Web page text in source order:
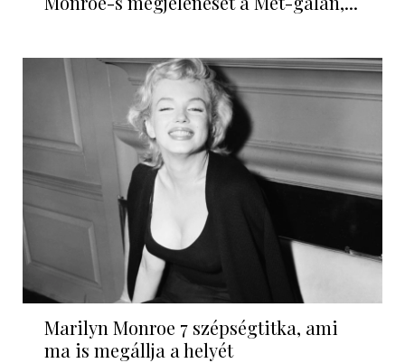
Marilyn Monroe 7 szépségtitka, ami
ma is megállja a helyét